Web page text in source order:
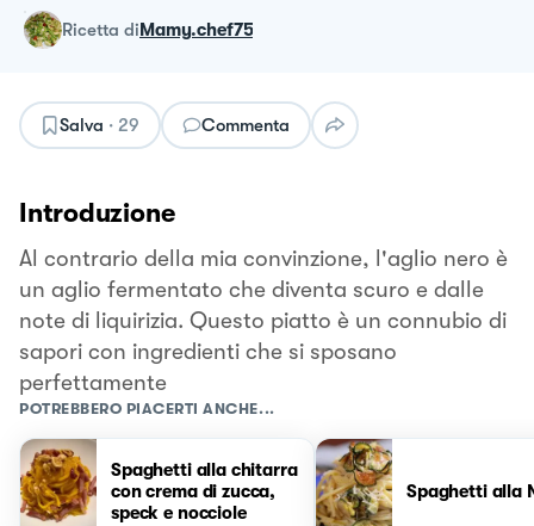
ricetta diMamy.chef75
Salva · 29 Commenta
Introduzione
Al contrario della mia convinzione, l'aglio nero è
un aglio fermentato che diventa scuro e dalle
note di liquirizia. Questo piatto è un connubio di
sapori con ingredienti che si sposano
perfettamente
POTREBBERO PIACERTI ANCHE...
Spaghetti alla chitarra
con crema di zucca,
speck e nocciole
Spaghetti alla